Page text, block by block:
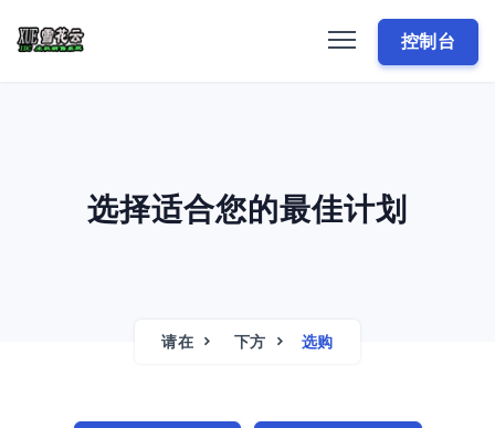
控制台
选择适合您的最佳计划
请在 下方 选购